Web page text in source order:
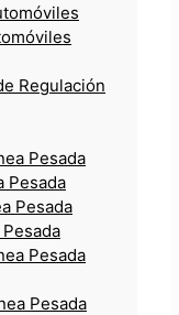
Regulación
Pesada
Pesada
Pesada
Pesada
Pesada